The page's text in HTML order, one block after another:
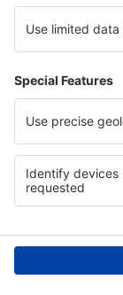
Hotels in Montana